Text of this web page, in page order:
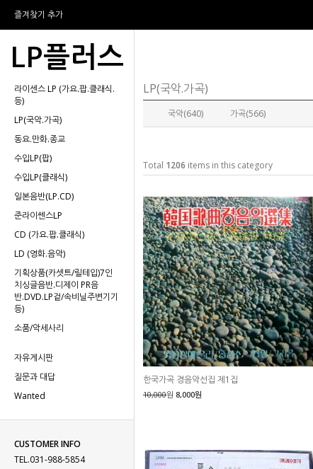
즐겨찾기 추가
LP플러스
라이센스 LP (가요.팝.클래식.
등)
LP(국악.가곡)
동요.만화.종교
수입LP(팝)
수입LP(클래식)
일본음반(LP.CD)
준라이쎈스LP
CD (가요.팝.클래식)
LD (영화.음악)
기획상품(카셋트/릴테입)7인
치싱글음반.디제이 PR음
반.DVD.LP겉/속비닐주변기기
등)
소품/악세사리
자유게시판
질문과 대답
Wanted
CUSTOMER INFO
TEL.031-988-5854
LP(국악.가곡)
국악(640) 가곡(566)
Total 1206 items in this category
한국가곡 경음악선집 제1집
10,000원 8,000원